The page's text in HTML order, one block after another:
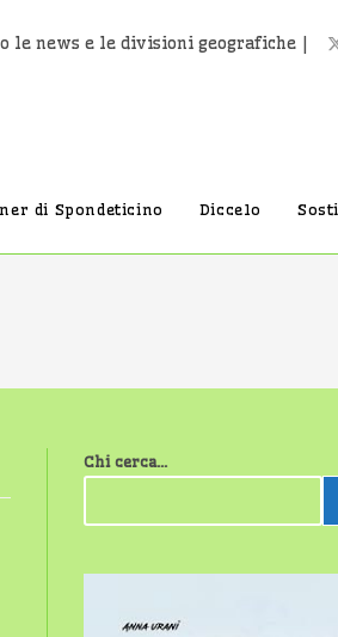
le news e le divisioni geografiche |
di Spondeticino Diccelo
Chi cerca...